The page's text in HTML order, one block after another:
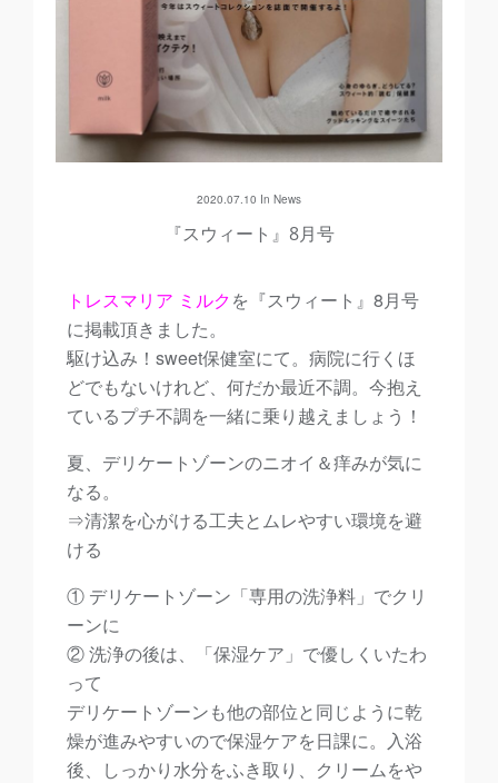
2020.07.10 In News
『スウィート』8月号
トレスマリア ミルクを『スウィート』8月号
に掲載頂きました。
駆け込み！sweet保健室にて。病院に行くほ
どでもないけれど、何だか最近不調。今抱え
ているプチ不調を一緒に乗り越えましょう！
夏、デリケートゾーンのニオイ＆痒みが気に
なる。
⇒清潔を心がける工夫とムレやすい環境を避
ける
① デリケートゾーン「専用の洗浄料」でクリ
ーンに
② 洗浄の後は、「保湿ケア」で優しくいたわ
って
デリケートゾーンも他の部位と同じように乾
燥が進みやすいので保湿ケアを日課に。入浴
後、しっかり水分をふき取り、クリームをや